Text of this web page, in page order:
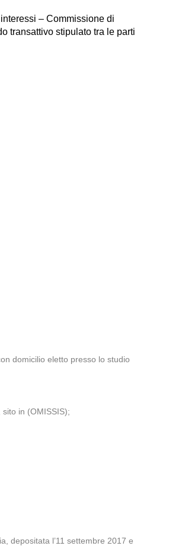
– Commissione di
transattivo stipulato tra le parti
domicilio eletto presso lo studio
in (OMISSIS);
depositata l’11 settembre 2017 e